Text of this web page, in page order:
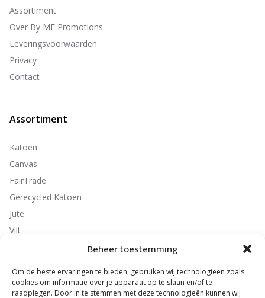
Beheer toestemming
Om de beste ervaringen te bieden, gebruiken wij technologieën zoals
cookies om informatie over je apparaat op te slaan en/of te
raadplegen. Door in te stemmen met deze technologieën kunnen wij
Assortiment
Over By ME Promotions
Leveringsvoorwaarden
Privacy
Contact
Assortiment
Katoen
Canvas
FairTrade
Gerecycled Katoen
Jute
Vilt